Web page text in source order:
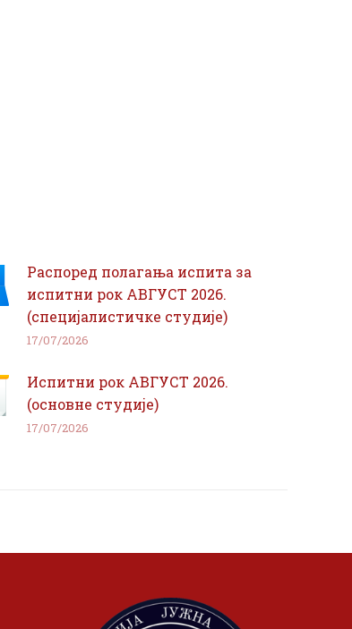
Распоред полагања испита за
испитни рок АВГУСТ 2026.
(специјалистичке студије)
17/07/2026
Испитни рок АВГУСТ 2026.
(основне студије)
17/07/2026